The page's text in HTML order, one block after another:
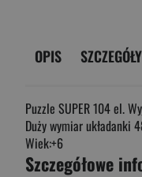
OPIS
Puzzle SUPER 104 el.
Duży wymiar układanki
Wiek:+6
Szczegółowe